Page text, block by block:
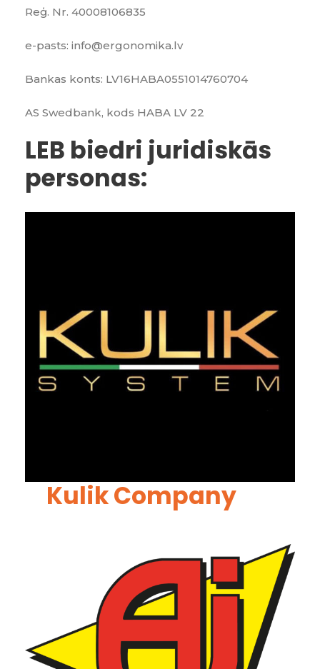
Reģ. Nr. 40008106835
e-pasts: info@ergonomika.lv
Bankas konts: LV16HABA0551014760704
AS Swedbank, kods HABA LV 22
LEB biedri juridiskās
personas:
Kulik Company